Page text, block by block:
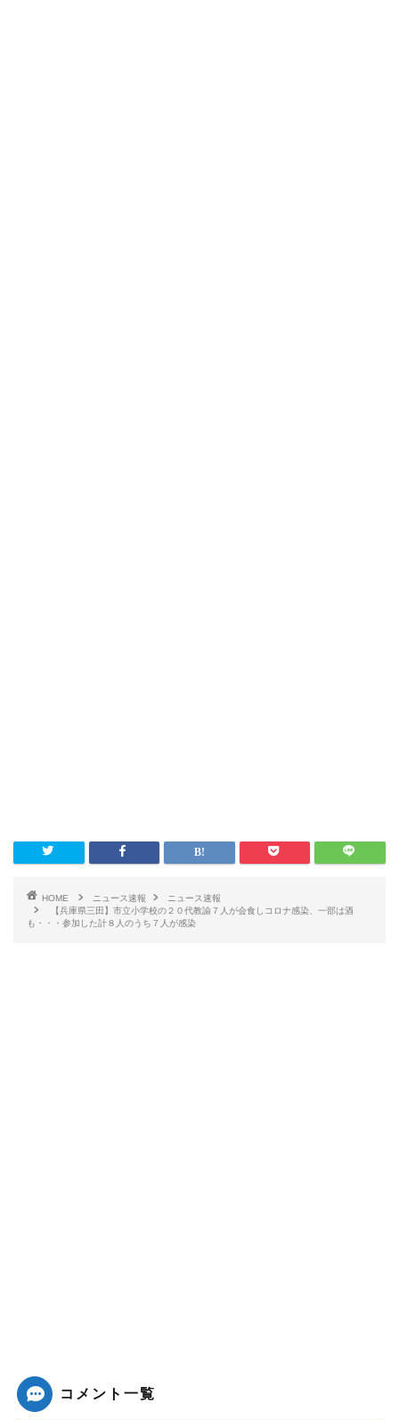
HOME ニュース速報
ニュース速報
【兵庫県三田】市立小学校の２０代教諭７人が会食しコロナ感染、一部は酒
も・・・参加した計８人のうち７人が感染
コメント一覧